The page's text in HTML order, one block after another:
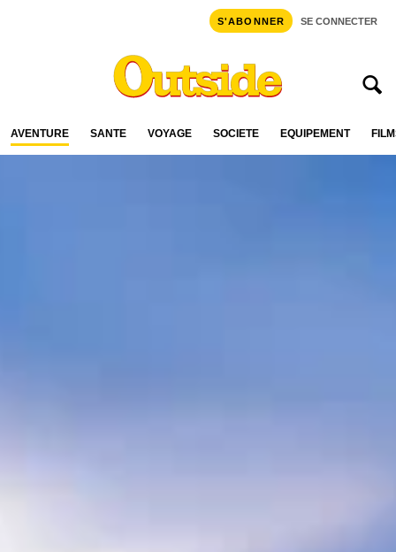
S'ABONNER SE CONNECTER
AVENTURE SANTÉ VOYAGE SOCIÉTÉ ÉQUIPEMENT